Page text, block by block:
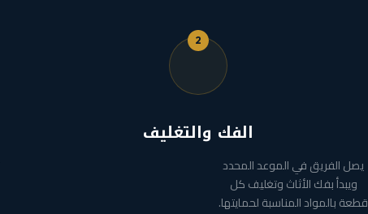
2
الفك والتغليف
يصل الفريق في الموعد المحدد
ويبدأ بفك الأثاث وتغليف كل
قطعة بالمواد المناسبة لحمايتها.